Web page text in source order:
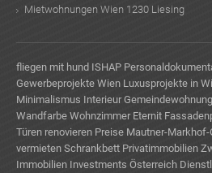
Mietwohnungen Wien 1230 Liesing
fliegen mit hund ISHAP
Gewerbeprojekte Wien Luxusprojekte in
Minimalismus Interieur
Wandfarbe Wohnzimmer Eternit
Türen renovieren Preise Mautner-Markhof-
vermieten Schrankbett Privatimmobilien
Immobilien Investments Österreich